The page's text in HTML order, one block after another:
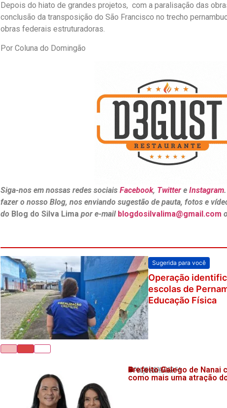
Depois do hiato de grandes projetos, com a paralisação das
conclusão da transposição do São Francisco no trecho
obras federais estruturadoras.
Por Coluna do Domingão
Siga-nos em nossas redes sociais Facebook, Twittere Instagram
fazer o nosso Blog, nos enviando sugestão de pauta, fotos e
doBlog do Silva Lima por e-mail blogdosilvalima@gmail.com
Sugerida para você
Operação
escolas de
Educação Física
💬 Veja também!
06/08/2026 20:54
Prefeito Galego de Nanai
como mais uma atração